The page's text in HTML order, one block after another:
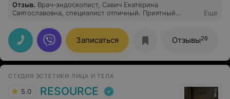
Отзыв. Врач-эндоскопист, Савич Екатерина
Святославовна, специалист отличный. Приятный
приятная, но благодаря профессиональным действиям,
с минимальным дискомфортом. Есть с чем сравнить
Еще
Записаться Отзывы26
СТУДИЯ ЭСТЕТИКИ ЛИЦА И ТЕЛА
5.0 RESOURCE